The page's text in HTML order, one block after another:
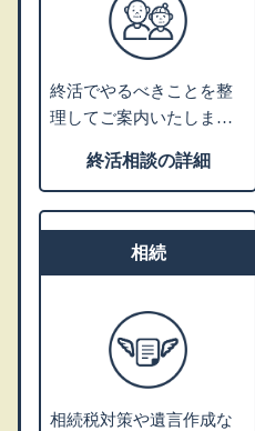
終活でやるべきことを整
理してご案内いたしま
し、いつでも相談できる
コンシェルジュとなりま
終活相談の詳細
相続
相続税対策や遺言作成な